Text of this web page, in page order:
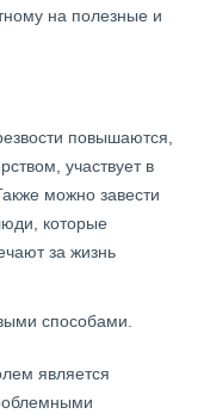
на полезные и
повышаются,
участвует в
можно завести
которые
за жизнь
способами.
является